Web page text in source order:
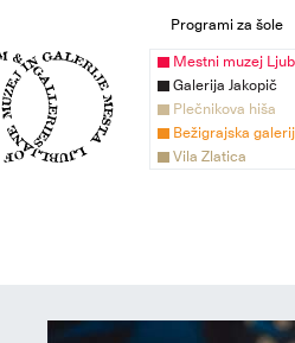
Programi za šole
Mestni muzej
Galerija Jakopič
Plečnikova hiša
Bežigrajska
Vila Zlatica